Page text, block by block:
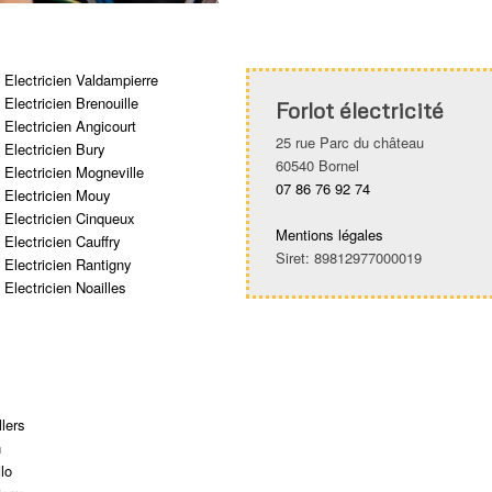
Electricien Valdampierre
Electricien Brenouille
Electricien Angicourt
Electricien Bury
Electricien Mogneville
Electricien Mouy
Electricien Cinqueux
Electricien Cauffry
Electricien Rantigny
Electricien Noailles
Forlot électricité
25 rue Parc du château
60540 Bornel
07 86 76 92 74
Mentions légales
Siret: 89812977000019